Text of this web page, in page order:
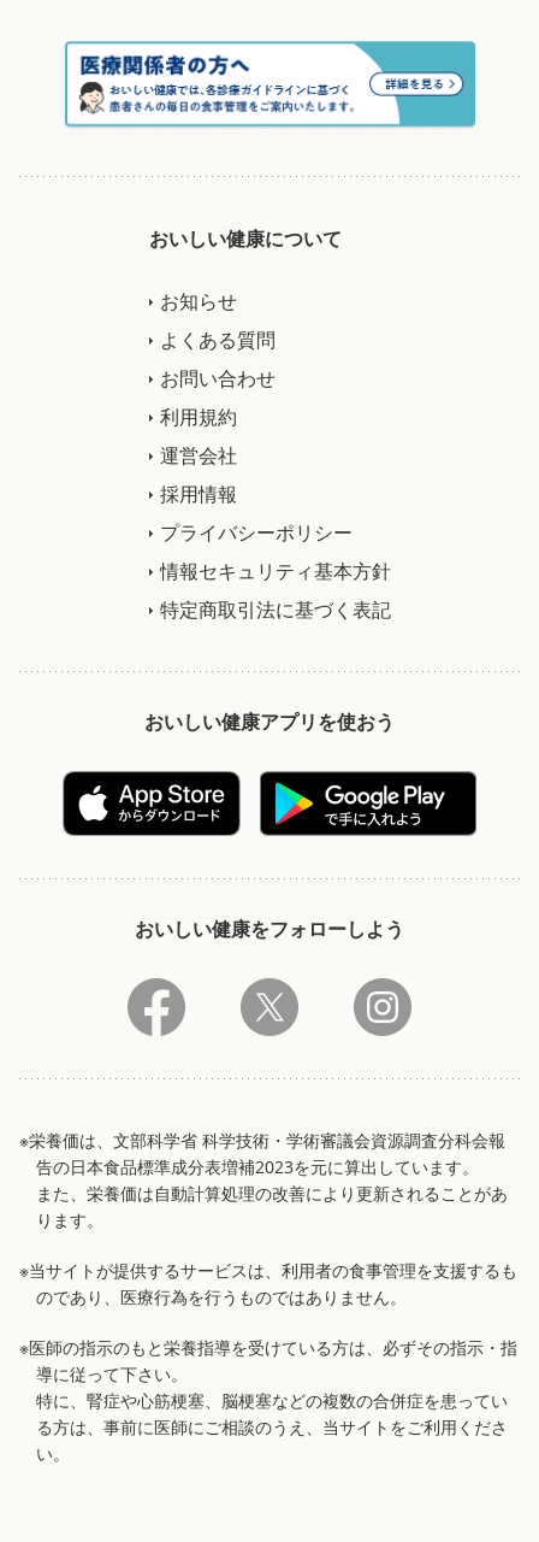
おいしい健康について
お知らせ
よくある質問
お問い合わせ
利用規約
運営会社
採用情報
プライバシーポリシー
情報セキュリティ基本方針
特定商取引法に基づく表記
おいしい健康アプリを使おう
おいしい健康をフォローしよう
※栄養価は、文部科学省 科学技術・学術審議会資源調査分科会報
告の日本食品標準成分表増補2023を元に算出しています。
また、栄養価は自動計算処理の改善により更新されることがあ
ります。
※当サイトが提供するサービスは、利用者の食事管理を支援するも
のであり、医療行為を行うものではありません。
※医師の指示のもと栄養指導を受けている方は、必ずその指示・指
導に従って下さい。
特に、腎症や心筋梗塞、脳梗塞などの複数の合併症を患ってい
る方は、事前に医師にご相談のうえ、当サイトをご利用くださ
い。